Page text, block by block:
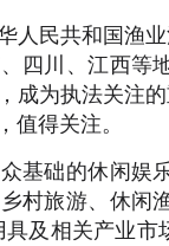
人民共和国渔
四川、江西等
成为执法关注
值得关注。
基础的休闲娱
村旅游、休闲
及相关产业